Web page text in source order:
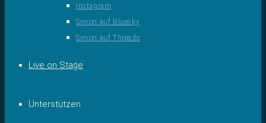
Instagram
Simon auf Bluesky
Simon auf Threads
Live on Stage
Unterstützen